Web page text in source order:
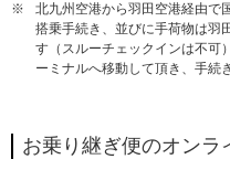
※
北九州空港から羽田空港経由で
搭乗手続き、並びに手荷物は羽
す（スルーチェックインは不可
ーミナルへ移動して頂き、手続
お乗り継ぎ便のオンラ